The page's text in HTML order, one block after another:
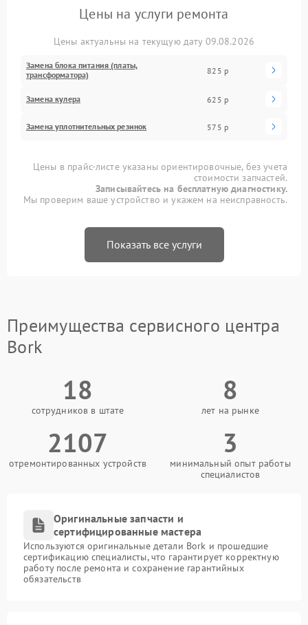
Цены на услуги ремонта
Цены актуальны на текущую дату 09.08.2026
Замена блока питания (платы,
трансформатора)
825 р
Замена кулера 625 р
Замена уплотнительных резинок 575 р
Цены в прайс-листе указаны ориентировочные, без учета
стоимости запчастей.
Записывайтесь на бесплатную диагностику.
Мы проверим ваше устройство и укажем на неисправность.
Показать все услуги
Преимущества сервисного центра
Bork
18
сотрудников в штате
8
лет на рынке
2107
отремонтированных устройств
3
минимальный опыт работы
специалистов
Оригинальные запчасти и
сертифицированные мастера
Используются оригинальные детали Bork и прошедшие
сертификацию специалисты, что гарантирует корректную
работу после ремонта и сохранение гарантийных
обязательств